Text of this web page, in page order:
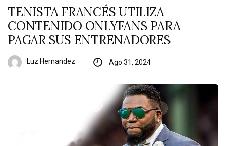
TENISTA FRANCÉS UTILIZA
CONTENIDO ONLYFANS PARA
PAGAR SUS ENTRENADORES
Luz Hernandez Ago 31, 2024